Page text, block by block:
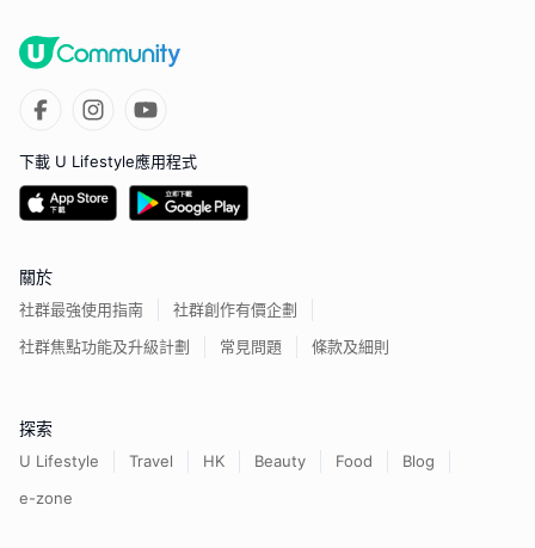
下載 U Lifestyle應用程式
關於
社群最強使用指南
社群創作有價企劃
社群焦點功能及升級計劃
常見問題 條款及細則
探索
U Lifestyle Travel HK Beauty Food
Blog
e-zone